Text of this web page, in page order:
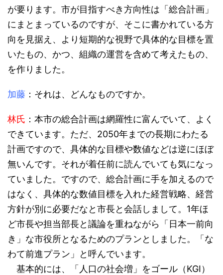
が要ります。市が目指すべき方向性は「総合計画」
にまとまっているのですが、そこに書かれている方
向を見据え、より短期的な視野で具体的な目標を置
いたもの、かつ、組織の運営を含めて考えたもの、
を作りました。
加藤 ：それは、どんなものですか。
林氏 ：本市の総合計画は網羅性に富んでいて、よく
できています。ただ、2050年までの長期にわたる
計画ですので、具体的な目標や数値などは逆にほぼ
無いんです。それが着任前に読んでいても気になっ
ていました。ですので、総合計画に手を加えるので
はなく、具体的な数値目標を入れた経営戦略、経営
方針が別に必要だなと市長と会話しまして。1年ほ
ど市長や担当部長と議論を重ねながら「日本一前向
き」な市役所となるためのプランとしました。「な
わて前進プラン」と呼んでいます。
基本的には、「人口の社会増」をゴール（KGI）